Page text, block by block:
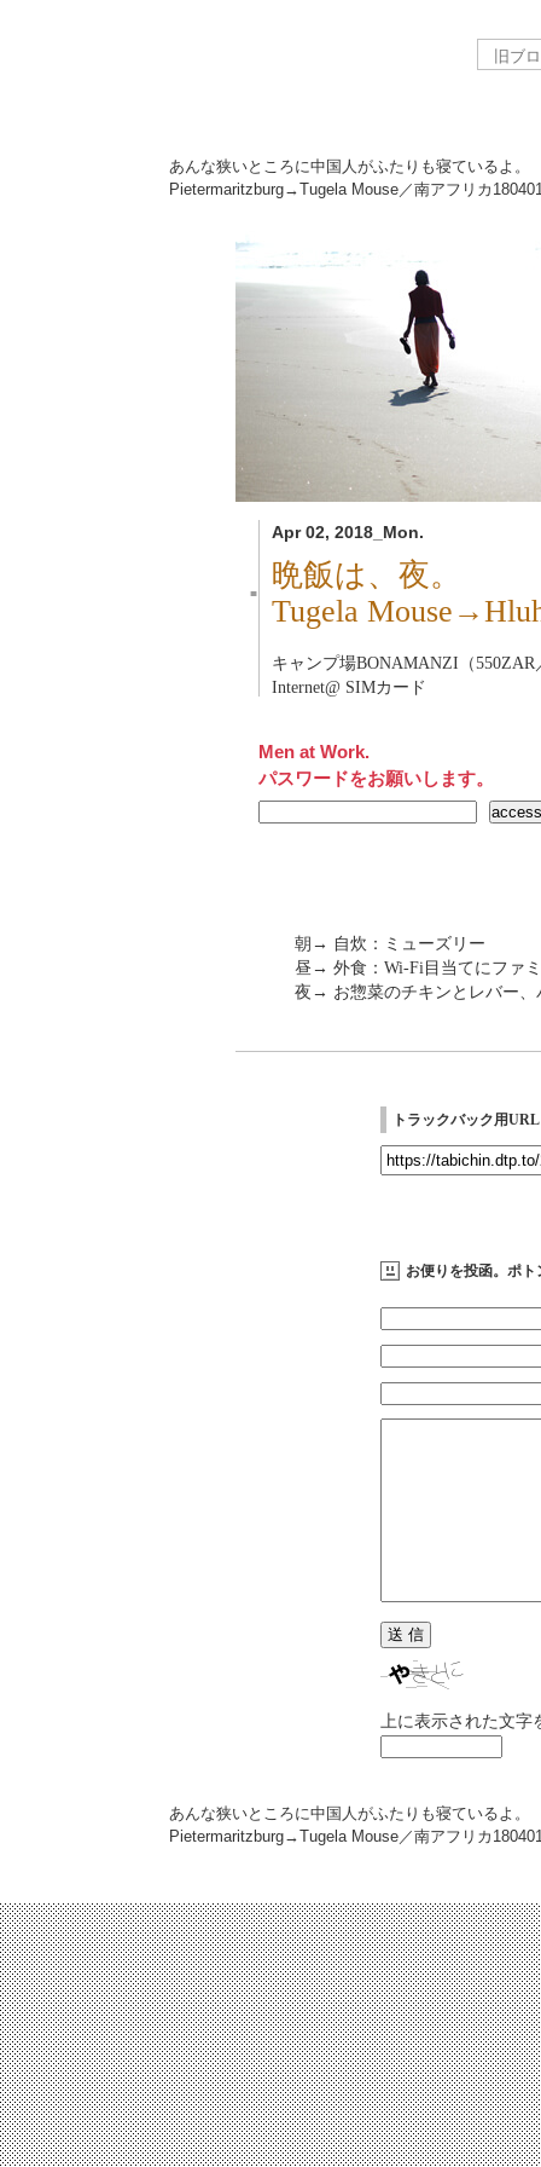
あんな狭いところに中国人がふたりも寝ているよ。
Pietermaritzburg→Tugela Mouse／南アフリカ
Apr 02, 2018_Mon.
■
晩飯は、夜。
Tugela
キャンプ場BONAMANZI（550ZAR
Internet@ SIMカード
Men at Work.
パスワードをお願いします。
朝→ 自炊：ミューズリー
昼→ 外食：Wi-Fi目当てにファ
夜→ お惣菜のチキンとレバー、
トラックバック用URL
お便りを投函。ポト
上に表示された文
あんな狭いところに中国人がふたりも寝ているよ。
Pietermaritzburg→Tugela Mouse／南アフリカ